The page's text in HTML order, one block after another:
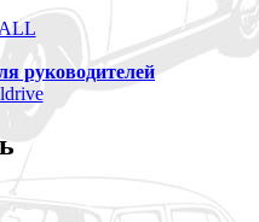
руководителей